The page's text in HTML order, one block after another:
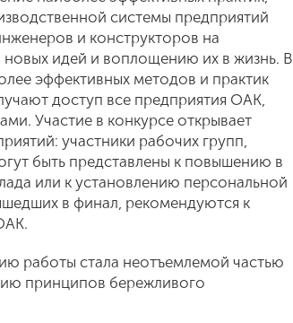
системы предприятий
и конструкторов на
идей и воплощению их в жизнь. В
эффективных методов и практик
доступ все предприятия ОАК,
Участие в конкурсе открывает
участники рабочих групп,
быть представлены к повышению в
или к установлению персональной
в финал, рекомендуются к
работы стала неотъемлемой частью
принципов бережливого